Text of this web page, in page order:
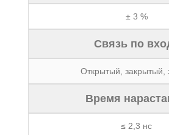
± 3 %
Связь по
Открытый, закрытый,
Время
≤ 2,3 нс